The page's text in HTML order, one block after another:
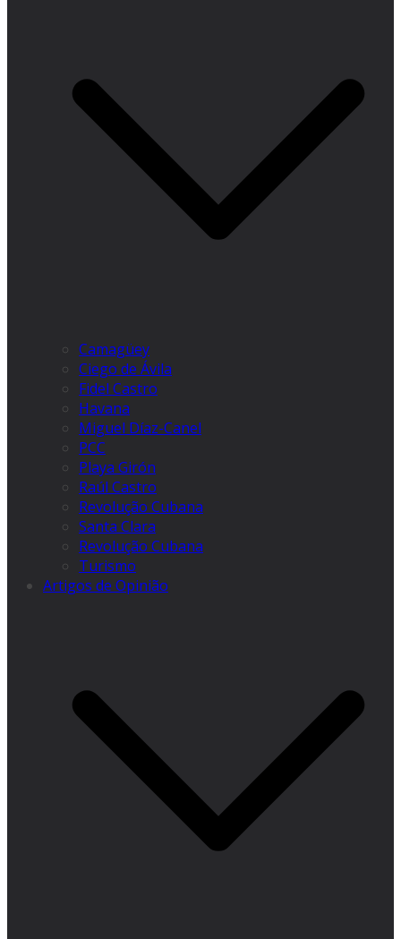
Camagüey
Ciego de Ávila
Fidel Castro
Havana
Miguel Díaz-Canel
PCC
Playa Girón
Raúl Castro
Revolução Cubana
Santa Clara
Revolução Cubana
Turismo
Artigos de Opinião